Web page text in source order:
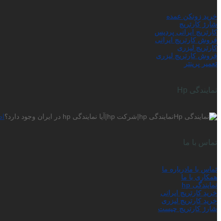
خرید زونکن عمده
شارژ کارتریج
کارتریج ایرانی پردیس
فروش کارتریج ایرانی
کارتریج لیزری
فروش کارتریج لیزری
تعمیر پرینتر
نمایندگی Hp
نمایندگی hp|شرکت hp|آیا نمایندگی hp در ایران وجود دارد؟
تماس با ما
تماس با مادرباره ما
همکاری با ما
نمایندگی hp
خرید کارتریج ایرانی
خرید کارتریج لیزری
شارژ کارتریج چیست